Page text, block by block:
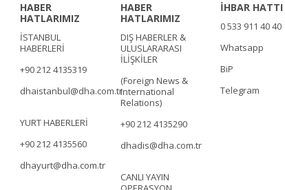
HABER
HATLARIMIZ
İSTANBUL
HABERLERİ
+90 212 4135319
dhaistanbul@dha.com.tr
YURT HABERLERİ
+90 212 4135560
dhayurt@dha.com.tr
HABER
HATLARIMIZ
DIŞ HABERLER &
ULUSLARARASI
İLİŞKİLER
(Foreign News &
International
Relations)
+90 212 4135290
dhadis@dha.com.tr
CANLI YAYIN
İHBAR HATTI
0 533 911 40 40
Whatsapp
BiP
Telegram